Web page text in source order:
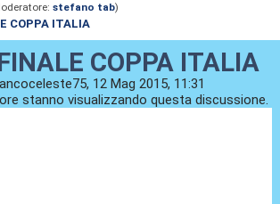
stefano tab)
COPPA ITALIA
COPPA ITALIA
12 Mag 2015, 11:31
stanno visualizzando questa discussione.